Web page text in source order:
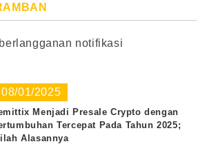
notifikasi
08/01/2025
Menjadi Presale Crypto dengan
Tercepat Pada Tahun 2025;
Alasannya